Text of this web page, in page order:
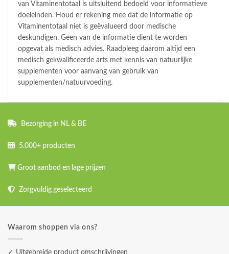
van Vitaminentotaal is uitsluitend bedoeld voor informatieve
doeleinden. Houd er rekening mee dat de informatie op
Vitaminentotaal niet is geëvalueerd door medische
deskundigen. Geen van de informatie dient te worden
opgevat als medisch advies. Raadpleeg daarom altijd een
medisch gekwalificeerde arts met kennis van natuurlijke
supplementen voor aanvang van gebruik van
supplementen/natuurvoeding.
Bezorging in NL & BE
5.000+ producten
Groot aanbod en lage prijzen
Zorgvuldig geselecteerd
Waarom shoppen via ons?
✓ Uitgebreide product omschrijvingen